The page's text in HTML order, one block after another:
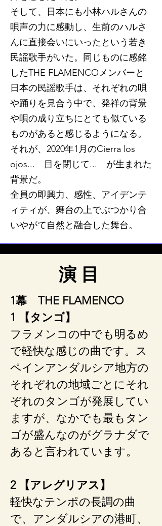
そして、日本にも小林ハルさんの
唄声の力に感動し、生前のハルさ
んに直接会いにいったという若き
民謡歌手がいた。同じものに感銘
したTHE FLAMENCOメンバーと
日本の民謡歌手は、それぞれの唄
や踊りを見合う中で、発祥の背景
や唄の成り立ちにとても似ている
ものがあると感じるようになる。
それが、2020年1月のCierra los
ojos... 目を閉じて... が生まれた
背景だ。
全員の即興力、感性、アイデンテ
ィティが、舞台の上でぶつかり合
いやがて自然と融合した舞台。
演目
1幕 THE FLAMENCO
1 【タンゴ】
フラメンコの中でも明るめ
で軽快な感じの曲です。ス
ペインアンダルシア地方の
それぞれの地域ごとにそれ
ぞれのタンゴが発展してい
ますが、なかでも最もタン
ゴが盛んなのがグラナダで
あると言われています。
2 【アレグリアス】
軽快なテンポの長調の曲
で、アンダルシアの港町、